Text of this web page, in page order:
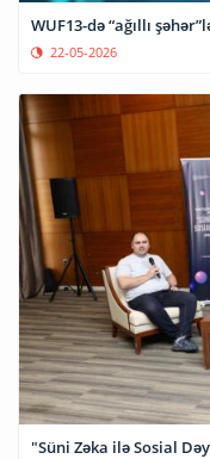
WUF13-də “ağıllı
22-05-2026
"Süni Zəka ilə Sosial